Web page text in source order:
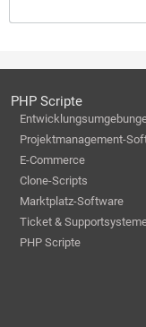
PHP Scripte
Projektmanagement-
E-Commerce
Clone-Scripts
Marktplatz-Software
Ticket &
PHP Scripte